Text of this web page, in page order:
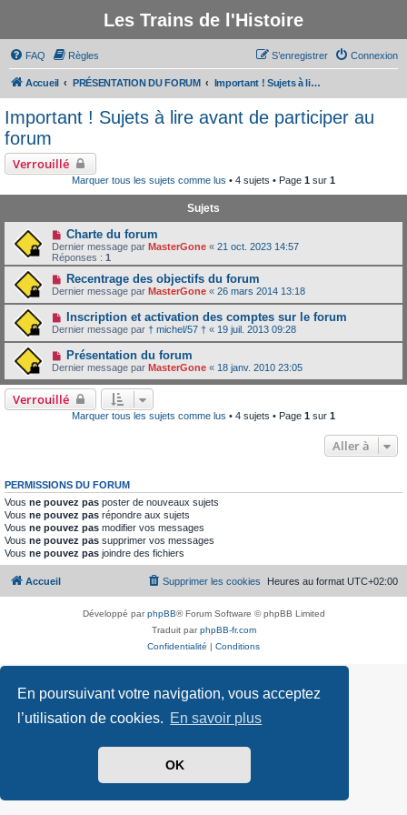
En poursuivant votre navigation, vous acceptez
l’utilisation de cookies. En savoir plus
OK
Les Trains de l'Histoire
FAQ Règles Connexion
S’enregistrer
Accueil PRÉSENTATION DU FORUM Important ! Sujets à lire avant de participer au forum
Important ! Sujets à lire avant de participer au
forum
Verrouillé
Marquer tous les sujets comme lus • 4 sujets • Page 1 sur 1
Sujets
Charte du forum
Dernier message par MasterGone « 21 oct. 2023 14:57
Réponses : 1
Recentrage des objectifs du forum
Dernier message par MasterGone « 26 mars 2014 13:18
Inscription et activation des comptes sur le forum
Dernier message par † michel/57 † « 19 juil. 2013 09:28
Présentation du forum
Dernier message par MasterGone « 18 janv. 2010 23:05
Verrouillé
Marquer tous les sujets comme lus • 4 sujets • Page 1 sur 1
Aller à
PERMISSIONS DU FORUM
Vous ne pouvez pas poster de nouveaux sujets
Vous ne pouvez pas répondre aux sujets
Vous ne pouvez pas modifier vos messages
Vous ne pouvez pas supprimer vos messages
Vous ne pouvez pas joindre des fichiers
Accueil Heures au format UTC+02:00
Supprimer les cookies
Développé parphpBB® Forum Software © phpBB Limited
Traduit parphpBB-fr.com
Confidentialité | Conditions